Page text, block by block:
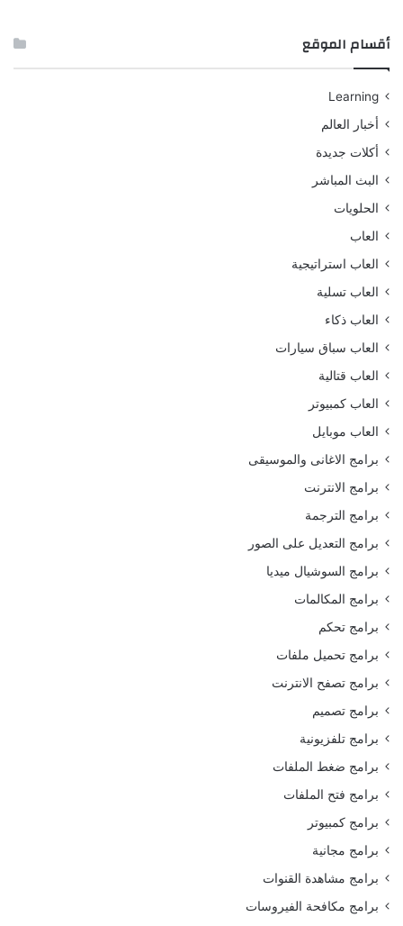
أقسام الموقع
Learning
أخبار العالم
أكلات جديدة
البث المباشر
الحلويات
العاب
العاب استراتيجية
العاب تسلية
العاب ذكاء
العاب سباق سيارات
العاب قتالية
العاب كمبيوتر
العاب موبايل
برامج الاغانى والموسيقى
برامج الانترنت
برامج الترجمة
برامج التعديل على الصور
برامج السوشيال ميديا
برامج المكالمات
برامج تحكم
برامج تحميل ملفات
برامج تصفح الانترنت
برامج تصميم
برامج تلفزيونية
برامج ضغط الملفات
برامج فتح الملفات
برامج كمبيوتر
برامج مجانية
برامج مشاهدة القنوات
برامج مكافحة الفيروسات